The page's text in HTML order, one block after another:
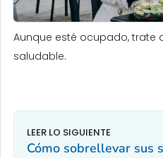
Aunque esté ocupado, trate
saludable.
Cómo sobrellevar sus